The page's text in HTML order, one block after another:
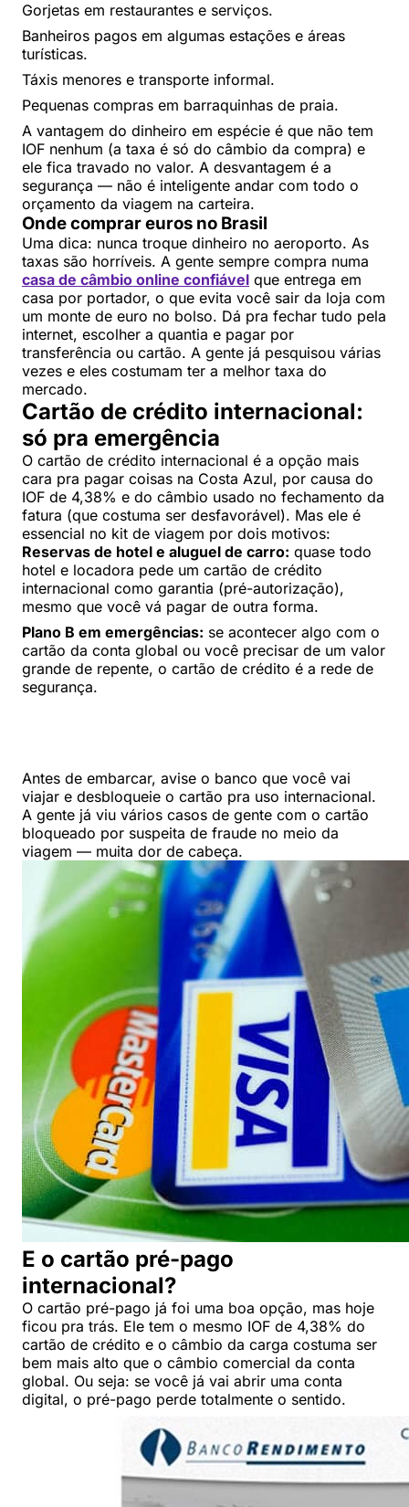
Gorjetas em restaurantes e serviços.
Banheiros pagos em algumas estações e áreas
turísticas.
Táxis menores e transporte informal.
Pequenas compras em barraquinhas de praia.
A vantagem do dinheiro em espécie é que não tem
IOF nenhum (a taxa é só do câmbio da compra) e
ele fica travado no valor. A desvantagem é a
segurança — não é inteligente andar com todo o
orçamento da viagem na carteira.
Onde comprar euros no Brasil
Uma dica: nunca troque dinheiro no aeroporto. As
taxas são horríveis. A gente sempre compra numa
casa de câmbio online confiável que entrega em
casa por portador, o que evita você sair da loja com
um monte de euro no bolso. Dá pra fechar tudo pela
internet, escolher a quantia e pagar por
transferência ou cartão. A gente já pesquisou várias
vezes e eles costumam ter a melhor taxa do
mercado.
Cartão de crédito internacional:
só pra emergência
O cartão de crédito internacional é a opção mais
cara pra pagar coisas na Costa Azul, por causa do
IOF de 4,38% e do câmbio usado no fechamento da
fatura (que costuma ser desfavorável). Mas ele é
essencial no kit de viagem por dois motivos:
Reservas de hotel e aluguel de carro: quase todo
hotel e locadora pede um cartão de crédito
internacional como garantia (pré-autorização),
mesmo que você vá pagar de outra forma.
Plano B em emergências: se acontecer algo com o
cartão da conta global ou você precisar de um valor
grande de repente, o cartão de crédito é a rede de
segurança.
Antes de embarcar, avise o banco que você vai
viajar e desbloqueie o cartão pra uso internacional.
A gente já viu vários casos de gente com o cartão
bloqueado por suspeita de fraude no meio da
viagem — muita dor de cabeça.
E o cartão pré-pago
internacional?
O cartão pré-pago já foi uma boa opção, mas hoje
ficou pra trás. Ele tem o mesmo IOF de 4,38% do
cartão de crédito e o câmbio da carga costuma ser
bem mais alto que o câmbio comercial da conta
global. Ou seja: se você já vai abrir uma conta
digital, o pré-pago perde totalmente o sentido.